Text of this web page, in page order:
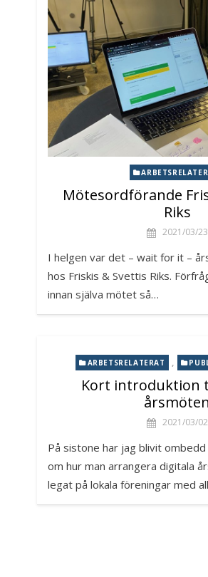
Mötesordförande
Riks
2021/03/23
I helgen var det – wait for it –
hos Friskis & Svettis Riks.
innan själva mötet så…
ARBETSRELATERAT ,
Kort introduktion
årsmöten
2021/03/02
På sistone har jag blivit
om hur man arrangera digitala
legat på lokala föreningar med